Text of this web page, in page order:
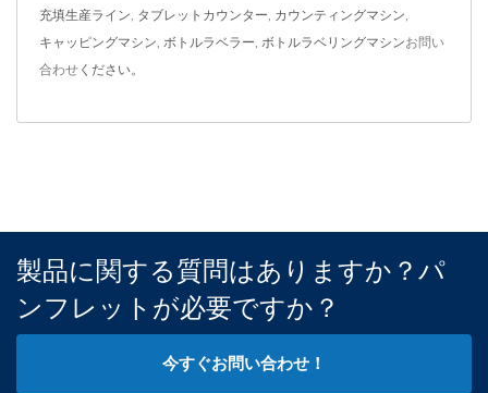
充填生産ライン タブレットカウンター カウンティングマシン
キャッピングマシン ボトルラベラー ボトルラベリングマシンお問い
合わせ ください。
製品に関する質問はありますか？パ
ンフレットが必要ですか？
今すぐお問い合わせ！